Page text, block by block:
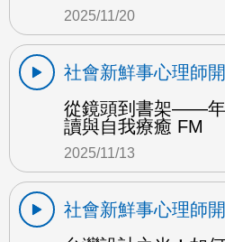
2025/11/20
社會新鮮事心理師
從鏡頭到書架——年
讀與自我療癒 FM
2025/11/13
社會新鮮事心理師